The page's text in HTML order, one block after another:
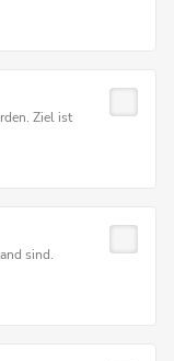
Ziel ist
sind.